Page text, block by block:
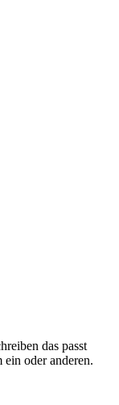
das passt
oder anderen.